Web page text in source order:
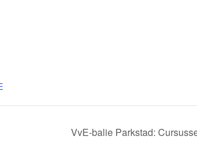
VvE-balie Parkstad: